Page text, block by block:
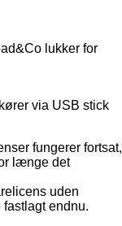
lukker for
via USB stick
fungerer fortsat,
længe det
uden
endnu.